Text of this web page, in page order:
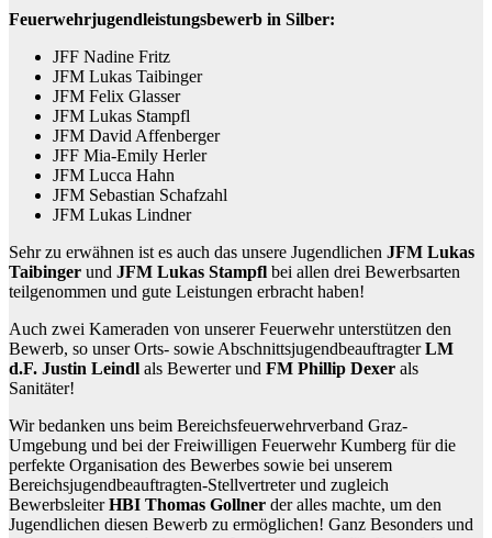
Feuerwehrjugendleistungsbewerb in Silber:
JFF Nadine Fritz
JFM Lukas Taibinger
JFM Felix Glasser
JFM Lukas Stampfl
JFM David Affenberger
JFF Mia-Emily Herler
JFM Lucca Hahn
JFM Sebastian Schafzahl
JFM Lukas Lindner
Sehr zu erwähnen ist es auch das unsere Jugendlichen JFM Lukas
Taibinger und JFM Lukas Stampfl bei allen drei Bewerbsarten
teilgenommen und gute Leistungen erbracht haben!
Auch zwei Kameraden von unserer Feuerwehr unterstützen den
Bewerb, so unser Orts- sowie AbschnittsjugendbeauftragterLM
d.F. Justin Leindl als Bewerter und FM Phillip Dexer als
Sanitäter!
Wir bedanken uns beim Bereichsfeuerwehrverband Graz-
Umgebung und bei der Freiwilligen Feuerwehr Kumberg für die
perfekte Organisation des Bewerbes sowie bei unserem
Bereichsjugendbeauftragten-Stellvertreter und zugleich
BewerbsleiterHBI Thomas Gollner der alles machte, um den
Jugendlichen diesen Bewerb zu ermöglichen! Ganz Besonders und